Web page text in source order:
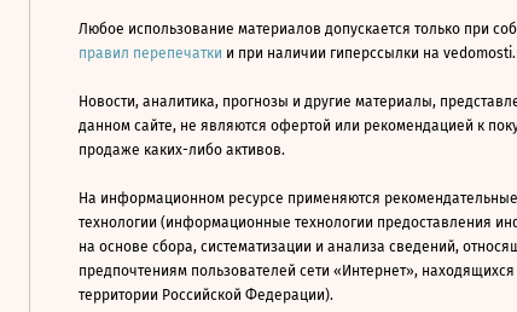
Любое использование материалов допускается только при
правил перепечатки и при наличии гиперссылки на
Новости, аналитика, прогнозы и другие материалы,
данном сайте, не являются офертой или рекомендацией к
продаже каких-либо активов.
На информационном ресурсе применяются рекомендательные
технологии (информационные технологии предоставления
на основе сбора, систематизации и анализа сведений,
предпочтениям пользователей сети «Интернет», находящихся
территории Российской Федерации).